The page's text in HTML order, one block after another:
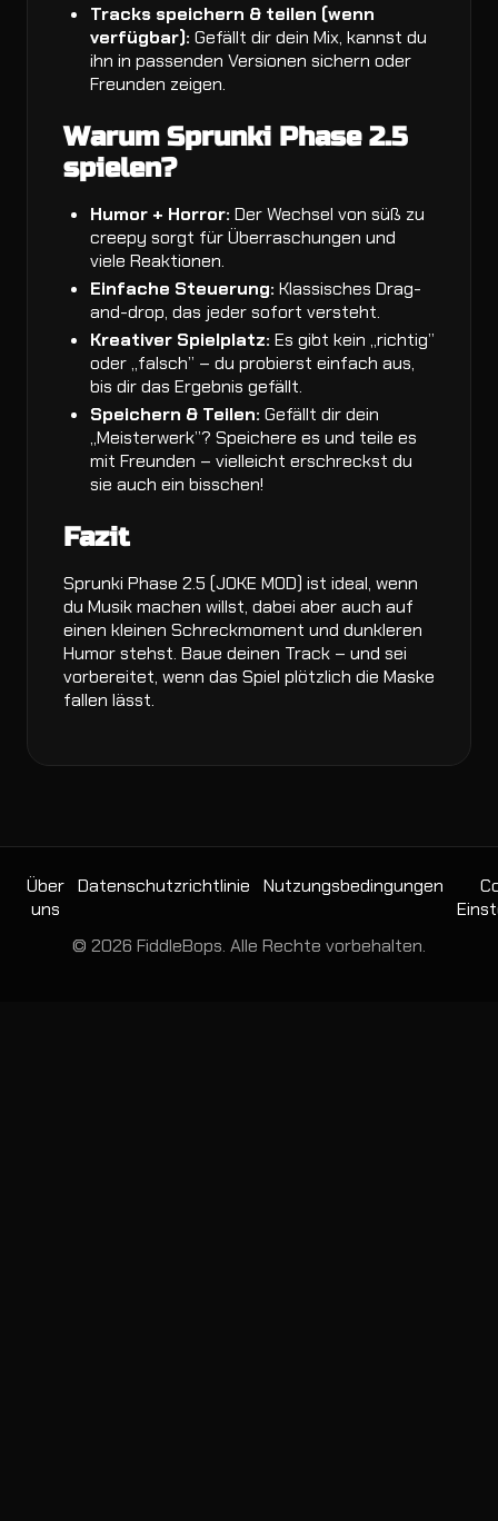
Tracks speichern & teilen (wenn
verfügbar): Gefällt dir dein Mix, kannst du
ihn in passenden Versionen sichern oder
Freunden zeigen.
Warum Sprunki Phase 2.5
spielen?
Humor + Horror: Der Wechsel von süß zu
creepy sorgt für Überraschungen und
viele Reaktionen.
Einfache Steuerung: Klassisches Drag-
and-drop, das jeder sofort versteht.
Kreativer Spielplatz: Es gibt kein „richtig”
oder „falsch” – du probierst einfach aus,
bis dir das Ergebnis gefällt.
Speichern & Teilen: Gefällt dir dein
„Meisterwerk”? Speichere es und teile es
mit Freunden – vielleicht erschreckst du
sie auch ein bisschen!
Fazit
Sprunki Phase 2.5 (JOKE MOD) ist ideal, wenn
du Musik machen willst, dabei aber auch auf
einen kleinen Schreckmoment und dunkleren
Humor stehst. Baue deinen Track – und sei
vorbereitet, wenn das Spiel plötzlich die Maske
fallen lässt.
Über
uns
Datenschutzrichtlinie Nutzungsbedingungen
© 2026 FiddleBops. Alle Rechte vorbehalten.